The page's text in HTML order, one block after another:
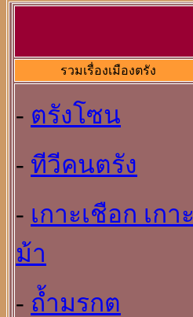
รวมเรื่องเมืองตรัง
- ตรังโซน
- ทีวีคนตรัง
- เกาะเชือก เกาะ
ม้า
- ถ้ำมรกต